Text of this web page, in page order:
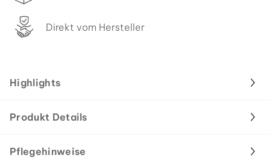
Direkt vom Hersteller
Highlights
Produkt Details
Pflegehinweise